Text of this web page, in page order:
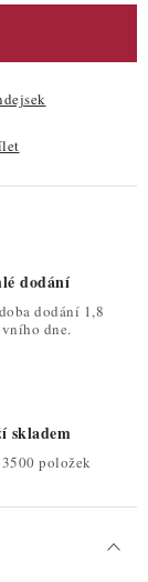
dodání
dodání 1,8
dne.
skladem
položek